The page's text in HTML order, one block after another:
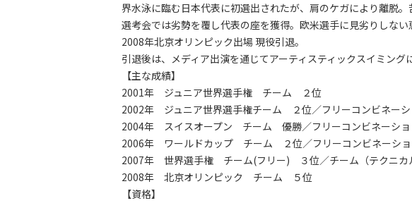
界水泳に臨む日本代表に初選出されたが、肩のケガにより離脱
選考会では劣勢を覆し代表の座を獲得。欧米選手に見劣りしない
2008年北京オリンピック出場 現役引退。
引退後は、メディア出演を通じてアーティスティックスイミン
【主な成績】
2001年 ジュニア世界選手権 チーム ２位
2002年 ジュニア世界選手権チーム ２位／フリーコンビネー
2004年 スイスオープン チーム 優勝／フリーコンビネーシ
2006年 ワールドカップ チーム ２位／フリーコンビネーシ
2007年 世界選手権 チーム(フリー) ３位／チーム（テクニ
2008年 北京オリンピック チーム ５位
【資格】